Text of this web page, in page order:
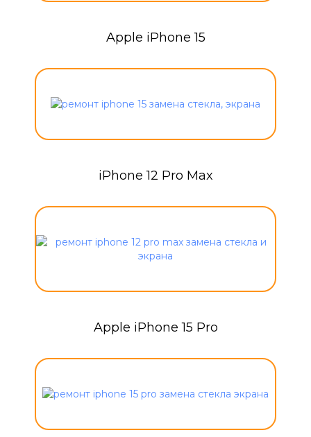
Apple iPhone 15
iPhone 12 Pro Max
Apple iPhone 15 Pro